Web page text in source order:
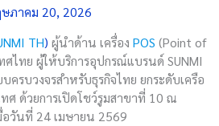
ภาคม 20, 2026
TH) ผู้นำด้าน เครื่องPOS (Point of
ศไทย ผู้ให้บริการอุปกรณ์แบรนด์ SUNMI
รบวงจรสำหรับธุรกิจไทย ยกระดับเครือ
ศ ด้วยการเปิดโชว์รูมสาขาที่ 10 ณ
อวันที่ 24 เมษายน 2569